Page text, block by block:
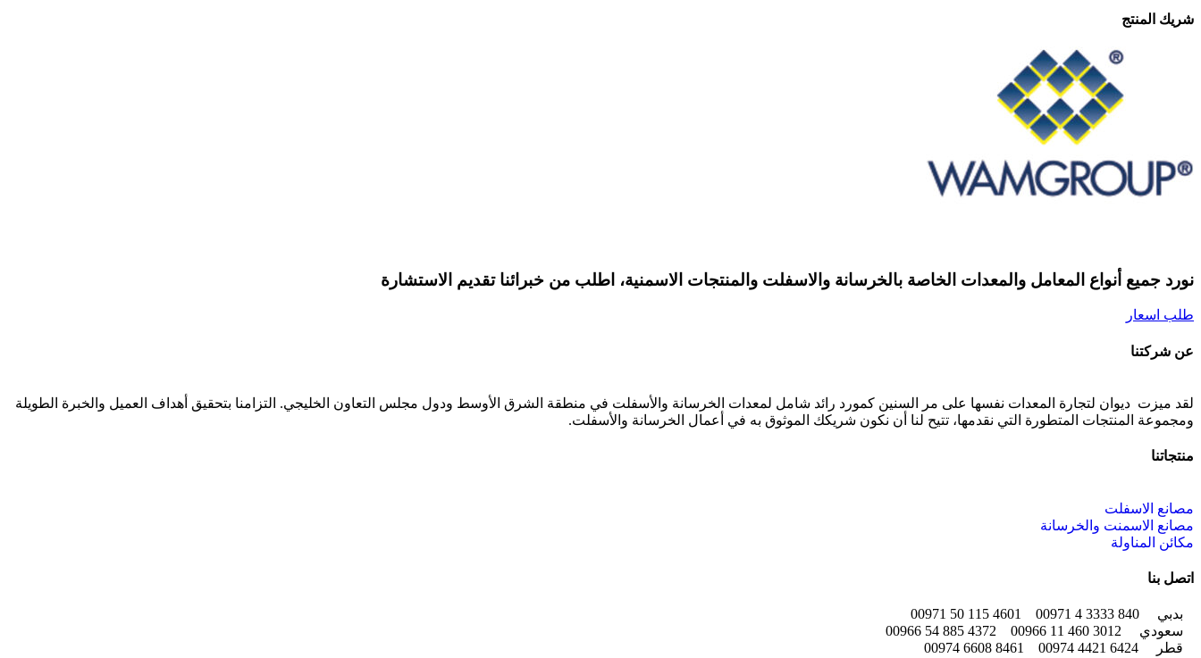
شريك المنتج
نورد جميع أنواع المعامل والمعدات الخاصة بالخرسانة والاسفلت والمنتجات الاسمنية، اطلب من خبرائنا تقديم الاستشارة
طلب اسعار
عن شركتنا
لقد ميزت ديوان لتجارة المعدات نفسها على مر السنين كمورد رائد شامل لمعدات الخرسانة والأسفلت في منطقة الشرق الأوسط ودول مجلس التعاون الخليجي. التزامنا بتحقيق أهداف العميل والخبرة الطويلة
ومجموعة المنتجات المتطورة التي نقدمها، تتيح لنا أن نكون شريكك الموثوق به في أعمال الخرسانة والأسفلت.
منتجاتنا
مصانع الاسفلت
مصانع الاسمنت والخرسانة
مكائن المناولة
اتصل بنا
بدبي
سعودي
قطر